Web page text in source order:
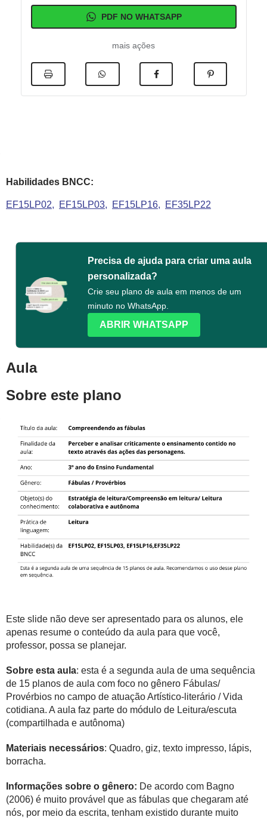
PDF NO WHATSAPP
mais ações
Habilidades BNCC:
EF15LP02 EF15LP03 EF15LP16 EF35LP22
Precisa de ajuda para criar uma aula
personalizada?
Crie seu plano de aula em menos de um
minuto no WhatsApp.
ABRIR WHATSAPP
Aula
Sobre este plano
Este slide não deve ser apresentado para os alunos, ele
apenas resume o conteúdo da aula para que você,
professor, possa se planejar.
Sobre esta aula: esta é a segunda aula de uma sequência
de 15 planos de aula com foco no gênero Fábulas/
Provérbios no campo de atuação Artístico-literário / Vida
cotidiana. A aula faz parte do módulo de Leitura/escuta
(compartilhada e autônoma)
Materiais necessários: Quadro, giz, texto impresso, lápis,
borracha.
Informações sobre o gênero: De acordo com Bagno
(2006) é muito provável que as fábulas que chegaram até
nós, por meio da escrita, tenham existido durante muito